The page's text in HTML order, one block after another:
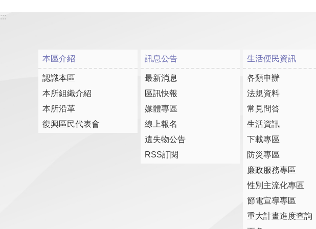
:::
本區介紹
認識本區
本所組織介紹
本所沿革
復興區民代表會
訊息公告
最新消息
區訊快報
媒體專區
線上報名
遺失物公告
RSS訂閱
生活便民資訊
各類申辦
法規資料
常見問答
生活資訊
下載專區
防災專區
廉政服務專區
性別主流化專區
節電宣導專區
重大計畫進度查詢